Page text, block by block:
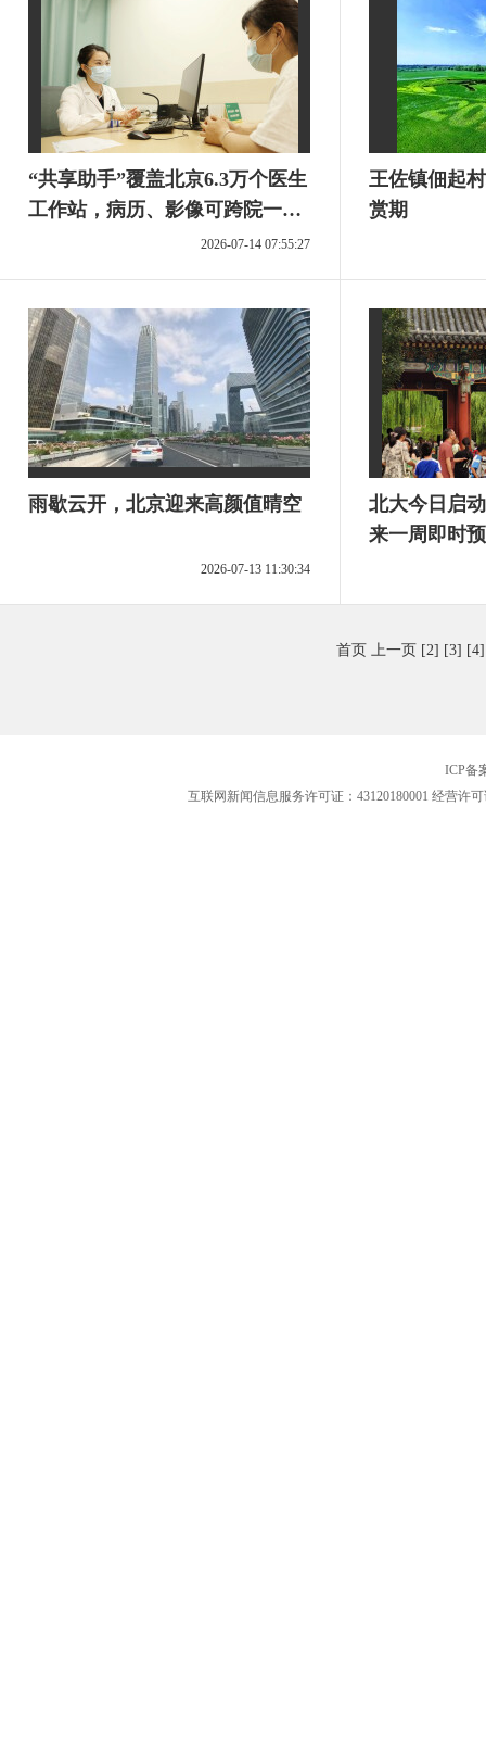
“共享助手”覆盖北京6.3万个医生
工作站，病历、影像可跨院一键
2026-07-14 07:55:27
王佐镇佃起
赏期
雨歇云开，北京迎来高颜值晴空
2026-07-13 11:30:34
北大今日启
来一周即时
首页 上一页 [2] [3] [4]
ICP备
互联网新闻信息服务许可证：43120180001 经营许可